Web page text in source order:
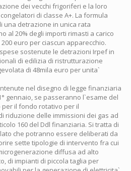
dei vecchi frigoriferi e la loro
di classe A+. La formula
una detrazione in unica rata
al 20% degli importi rimasti a carico
euro per ciascun apparecchio.
sostenute le detrazioni Irpef in
di edilizia di ristrutturazione
di 48mila euro per unita`
nel disegno di legge finanziaria
gennaio, se passeranno l`esame del
il fondo rotativo per il
riduzione delle immissioni dei gas ad
160 del Ddl finanziaria. Si tratta di
che potranno essere deliberati da
sette tipologie di intervento fra cui
diffusa ad alto
di impianti di piccola taglia per